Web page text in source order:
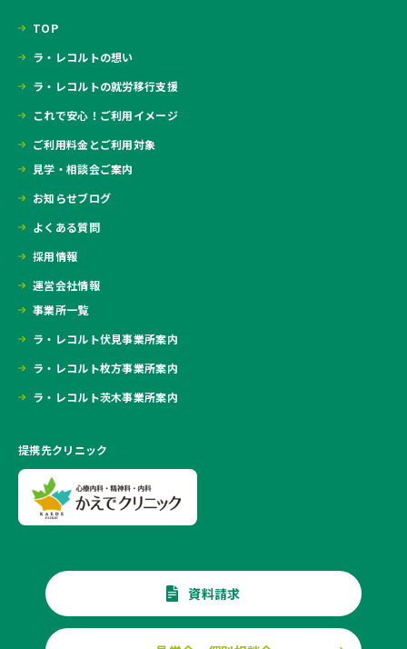
TOP
ラ・レコルトの想い
ラ・レコルトの就労移行支援
これで安心！ご利用イメージ
ご利用料金とご利用対象
見学・相談会ご案内
お知らせブログ
よくある質問
採用情報
運営会社情報
事業所一覧
ラ・レコルト伏見事業所案内
ラ・レコルト枚方事業所案内
ラ・レコルト茨木事業所案内
提携先クリニック
資料請求